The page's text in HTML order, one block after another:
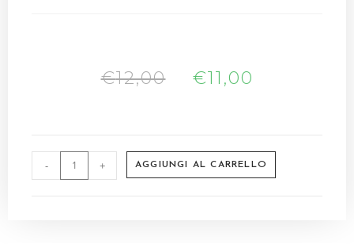
€12,00 €11,00
- + AGGIUNGI AL CARRELLO